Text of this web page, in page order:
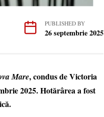
PUBLISHED BY
26 septembrie 2025
Mare, condus de Victoria
2025. Hotărârea a fost